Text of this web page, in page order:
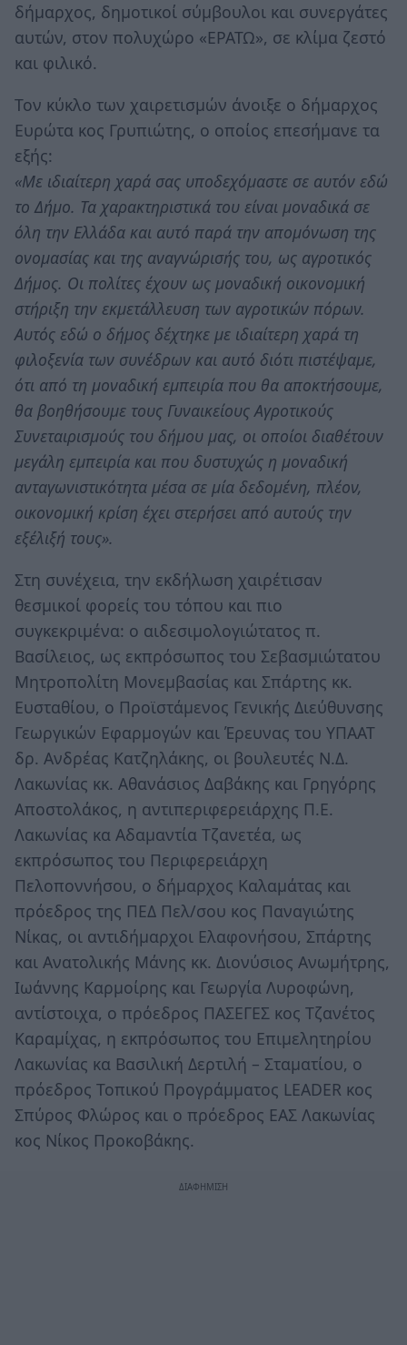
δήμαρχος, δημοτικοί σύμβουλοι και συνεργάτες
αυτών, στον πολυχώρο «ΕΡΑΤΩ», σε κλίμα ζεστό
και φιλικό.
Τον κύκλο των χαιρετισμών άνοιξε ο δήμαρχος
Ευρώτα κος Γρυπιώτης, ο οποίος επεσήμανε τα
εξής:
«Με ιδιαίτερη χαρά σας υποδεχόμαστε σε αυτόν εδώ
το Δήμο. Τα χαρακτηριστικά του είναι μοναδικά σε
όλη την Ελλάδα και αυτό παρά την απομόνωση της
ονομασίας και της αναγνώρισής του, ως αγροτικός
Δήμος. Οι πολίτες έχουν ως μοναδική οικονομική
στήριξη την εκμετάλλευση των αγροτικών πόρων.
Αυτός εδώ ο δήμος δέχτηκε με ιδιαίτερη χαρά τη
φιλοξενία των συνέδρων και αυτό διότι πιστέψαμε,
ότι από τη μοναδική εμπειρία που θα αποκτήσουμε,
θα βοηθήσουμε τους Γυναικείους Αγροτικούς
Συνεταιρισμούς του δήμου μας, οι οποίοι διαθέτουν
μεγάλη εμπειρία και που δυστυχώς η μοναδική
ανταγωνιστικότητα μέσα σε μία δεδομένη, πλέον,
οικονομική κρίση έχει στερήσει από αυτούς την
εξέλιξή τους».
Στη συνέχεια, την εκδήλωση χαιρέτισαν
θεσμικοί φορείς του τόπου και πιο
συγκεκριμένα: ο αιδεσιμολογιώτατος π.
Βασίλειος, ως εκπρόσωπος του Σεβασμιώτατου
Μητροπολίτη Μονεμβασίας και Σπάρτης κκ.
Ευσταθίου, ο Προϊστάμενος Γενικής Διεύθυνσης
Γεωργικών Εφαρμογών και Έρευνας του ΥΠΑΑΤ
δρ. Ανδρέας Κατζηλάκης, οι βουλευτές Ν.Δ.
Λακωνίας κκ. Αθανάσιος Δαβάκης και Γρηγόρης
Αποστολάκος, η αντιπεριφερειάρχης Π.Ε.
Λακωνίας κα Αδαμαντία Τζανετέα, ως
εκπρόσωπος του Περιφερειάρχη
Πελοποννήσου, ο δήμαρχος Καλαμάτας και
πρόεδρος της ΠΕΔ Πελ/σου κος Παναγιώτης
Νίκας, οι αντιδήμαρχοι Ελαφονήσου, Σπάρτης
και Ανατολικής Μάνης κκ. Διονύσιος Ανωμήτρης,
Ιωάννης Καρμοίρης και Γεωργία Λυροφώνη,
αντίστοιχα, ο πρόεδρος ΠΑΣΕΓΕΣ κος Τζανέτος
Καραμίχας, η εκπρόσωπος του Επιμελητηρίου
Λακωνίας κα Βασιλική Δερτιλή – Σταματίου, ο
πρόεδρος Τοπικού Προγράμματος LEADER κος
Σπύρος Φλώρος και ο πρόεδρος ΕΑΣ Λακωνίας
κος Νίκος Προκοβάκης.